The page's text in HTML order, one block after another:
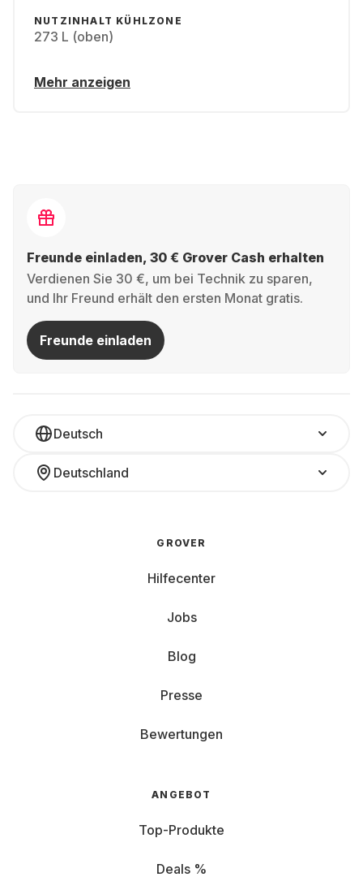
NUTZINHALT KÜHLZONE
273 L (oben)
Mehr anzeigen
Freunde einladen, 30 € Grover Cash erhalten
Verdienen Sie 30 €, um bei Technik zu sparen,
und Ihr Freund erhält den ersten Monat gratis.
Freunde einladen
Deutsch
Deutschland
GROVER
Hilfecenter
Jobs
Blog
Presse
Bewertungen
ANGEBOT
Top-Produkte
Deals %